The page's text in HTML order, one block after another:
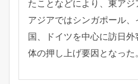
たことなどにより、東アジ
アジアではシンガポール
国、
ドイツを中心に訪日
体の押し上げ要因と なった